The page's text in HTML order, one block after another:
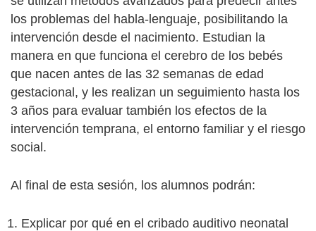
los problemas del habla-lenguaje, posibilitando la
intervención desde el nacimiento. Estudian la
manera en que funciona el cerebro de los bebés
que nacen antes de las 32 semanas de edad
gestacional, y les realizan un seguimiento hasta los
3 años para evaluar también los efectos de la
intervención temprana, el entorno familiar y el riesgo
social.
Al final de esta sesión, los alumnos podrán:
Explicar por qué en el cribado auditivo neonatal